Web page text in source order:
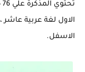
الاسفل.